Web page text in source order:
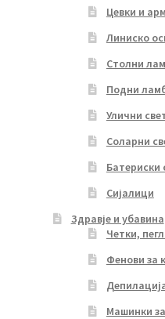
Цевки и
Линиско
Столни
Подни
Улични
Соларни
Батериски
Сијалици
Здравје и убавина
Четки,
Фенови за
Машинки